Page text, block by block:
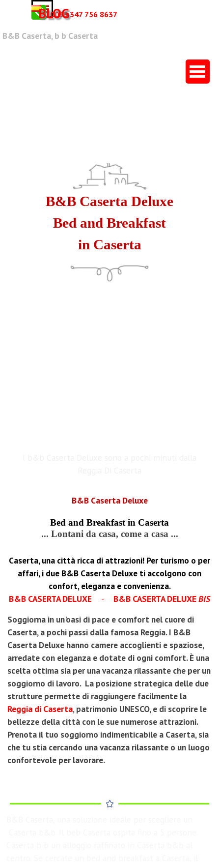
Vai ai contenutiSalta menù
0039 347 756 8637
BLOG
B&B Caserta, b b Caserta
B&B Caserta Deluxe
Bed and Breakfast
in Caserta
B&B Caserta Deluxe
Bed and Breakfast in Caserta
... Lontani da casa, come a casa ...
Caserta, una città ricca di attrazioni! Per turismo o per
affari, i due B&B Caserta Deluxe ti accolgono con
confort, eleganza e convenienza.
B&B CASERTA DELUXE - B&B CASERTA DELUXEBIS
Soggiorna in un'oasi di pace e comfort nel cuore di
Caserta, a pochi passi dalla famosa Reggia. I B&B
Caserta Deluxe hanno camere accoglienti e spaziose,
arredate con eleganza e dotate di ogni comfort. È una
scelta ottima sia per una vacanza rilassante che per un
soggiorno di lavoro. La posizione strategica delle due
strutture permette di raggiungere facilmente la
Reggia di Caserta, patrimonio UNESCO, e di scoprire le
bellezze della città con le sue numerose attrazioni.
Prenota il tuo soggiorno indimenticabile a Caserta, sia
che tu stia cercando una vacanza rilassante o un luogo
confortevole per lavorare.